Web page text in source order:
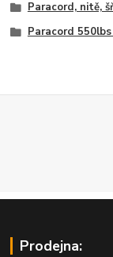
Paracord, nitě,
Paracord
Prodejna: